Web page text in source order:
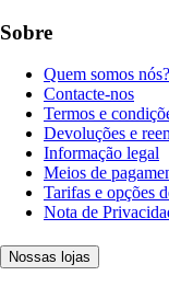
Sobre
Quem somos nós?
Contacte-nos
Termos e
Devoluções e
Informação legal
Meios de
Tarifas e opções
Nota de
Nossas lojas